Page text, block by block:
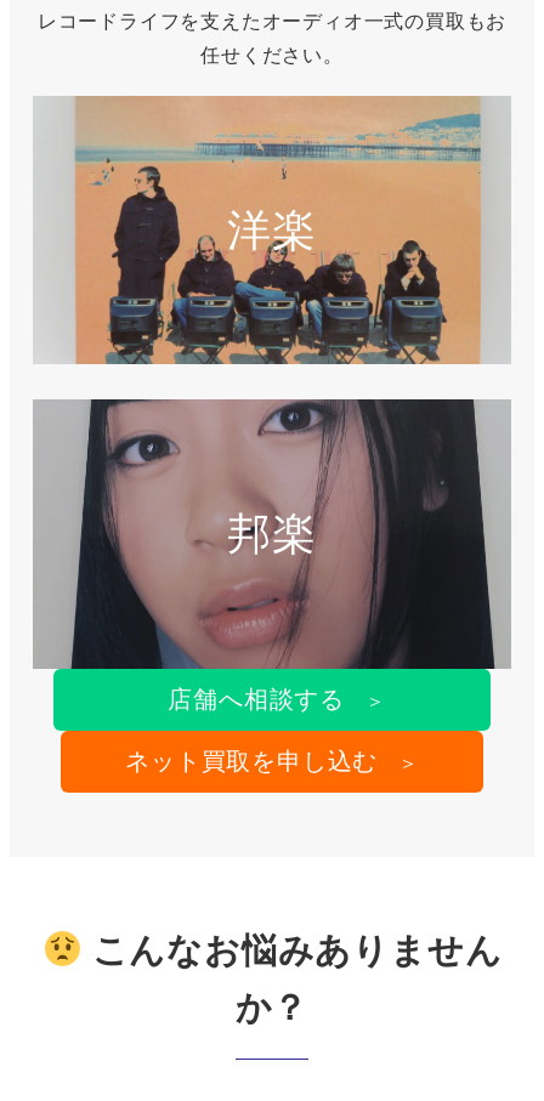
レコードライフを支えたオーディオ一式の買取もお
任せください。
洋楽
邦楽
店舗へ相談する ＞
ネット買取を申し込む ＞
こんなお悩みありません
か？